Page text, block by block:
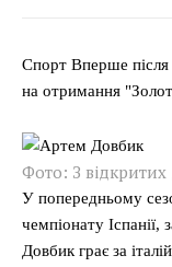
Спорт Вперше
на отримання
Фото: З
У попередньому
чемпіонату
Довбик грає за